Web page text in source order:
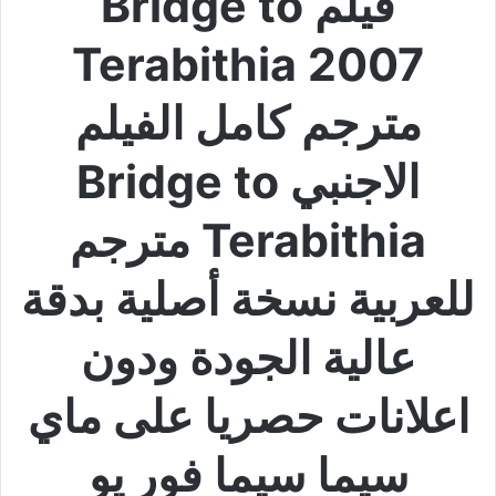
Terabithia 2007
مترجم كامل الفيلم
الاجنبي Bridge to
Terabithia مترجم
للعربية نسخة أصلية بدقة
عالية الجودة ودون
اعلانات حصريا على ماي
سيما سيما فور يو